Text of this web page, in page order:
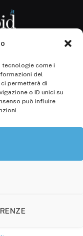
tecnologie come i
del
permetterà di
o ID unici su
può influire
3/2013 del
15 del